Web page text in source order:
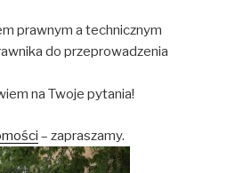
prawnym a technicznym
do przeprowadzenia
na Twoje pytania!
– zapraszamy.